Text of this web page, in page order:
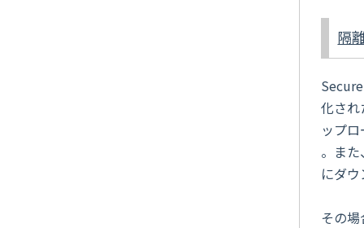
隔
化さ
ップ
。ま
にダ
その